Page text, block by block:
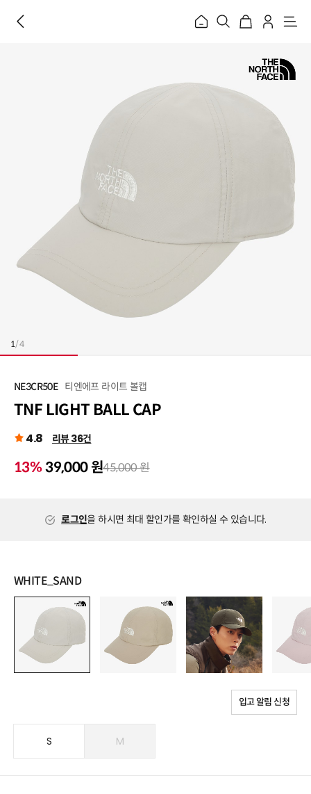
홈
메
1/4
NE3CR50E 티엔에프 라이트 볼캡
TNF LIGHT BALL CAP
4.8 리뷰 36건
13% 39,000 원45,000 원
로그인을 하시면 최대 할인가를 확인하실 수 있습니다.
WHITE_SAND
입고 알림 신청
S M